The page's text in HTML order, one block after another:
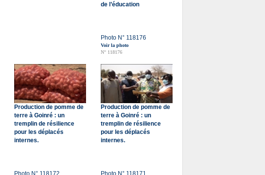
de l’éducation
Photo N° 118176
Voir la photo
N° 118176
Production de pomme de
terre à Goinré : un
tremplin de résilience
pour les déplacés
internes.
Photo N° 118172
Production de pomme de
terre à Goinré : un
tremplin de résilience
pour les déplacés
internes.
Photo N° 118171